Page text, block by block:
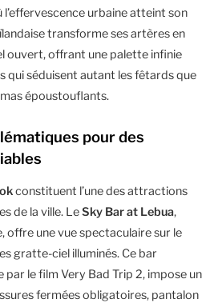
urbaine atteint son
transforme ses artères en
ouvert, offrant une palette infinie
qui séduisent autant les fêtards que
époustouflants.
pour des
constituent l’une des attractions
de la ville. LeSky Bar at Lebua,
offre une vue spectaculaire sur le
gratte-ciel illuminés. Ce bar
le film Very Bad Trip 2, impose un
fermées obligatoires, pantalon